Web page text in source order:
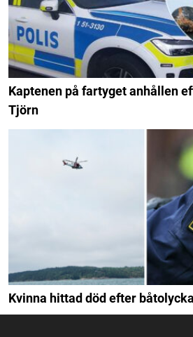
Kaptenen på fartyget anhållen
Tjörn
Kvinna hittad död efter